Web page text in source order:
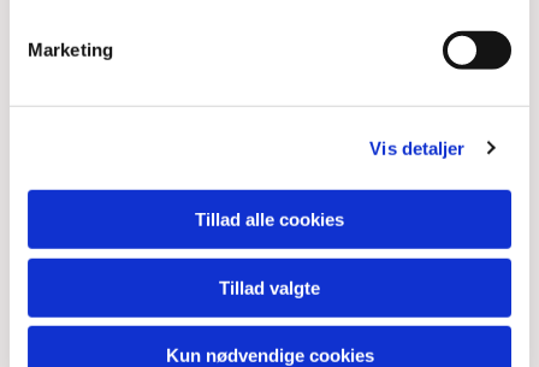
Marketing
Vis detaljer
Tillad alle cookies
Tillad valgte
Kun nødvendige cookies